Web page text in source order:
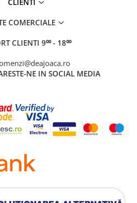
CLIENTI
COMERCIALE
CLIENTI 9⁰⁰ - 18⁰⁰
NE IN SOCIAL MEDIA